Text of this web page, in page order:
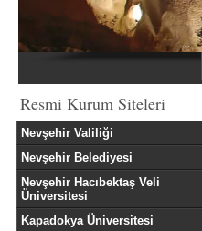
Resmi Kurum Siteleri
Nevşehir Valiliği
Nevşehir Belediyesi
Nevşehir Hacıbektaş Veli
Üniversitesi
Kapadokya Üniversitesi